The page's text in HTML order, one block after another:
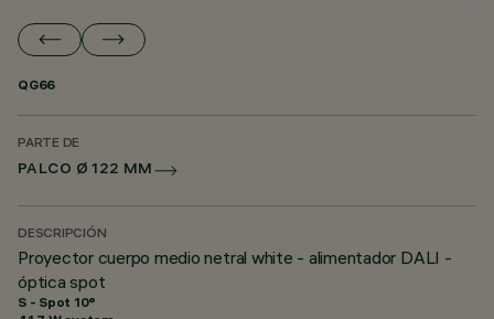
QG66
PARTE DE
PALCO Ø 122 MM
DESCRIPCIÓN
Proyector cuerpo medio netral white - alimentador DALI -
óptica spot
S - Spot 10°